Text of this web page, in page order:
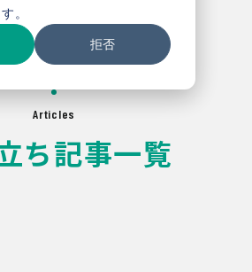
。
拒否
Articles
ち記事一覧